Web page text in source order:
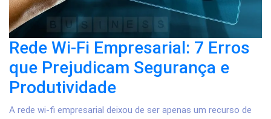
Rede Wi-Fi Empresarial: 7 Erros
que Prejudicam Segurança e
Produtividade
A rede wi-fi empresarial deixou de ser apenas um recurso de